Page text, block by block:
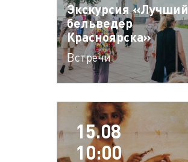
Экскурсия «Лучший
бельведер
Красноярска»
Встречи
15.08
10:00